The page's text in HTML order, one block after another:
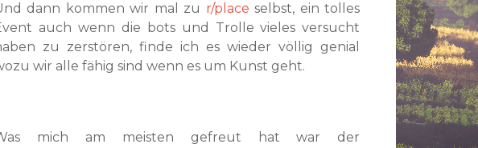
dann kommen wir mal zu r/place selbst, ein tolles
auch wenn die bots und Trolle vieles versucht
zu zerstören, finde ich es wieder völlig genial
wir alle fähig sind wenn es um Kunst geht.
mich am meisten gefreut hat war der